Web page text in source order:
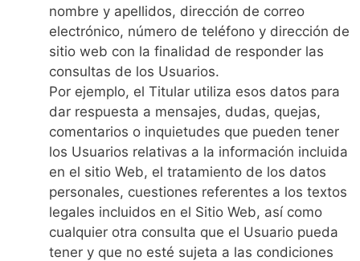
nombre y apellidos, dirección de correo
electrónico, número de teléfono y dirección de
sitio web con la finalidad de responder las
consultas de los Usuarios.
Por ejemplo, el Titular utiliza esos datos para
dar respuesta a mensajes, dudas, quejas,
comentarios o inquietudes que pueden tener
los Usuarios relativas a la información incluida
en el sitio Web, el tratamiento de los datos
personales, cuestiones referentes a los textos
legales incluidos en el Sitio Web, así como
cualquier otra consulta que el Usuario pueda
tener y que no esté sujeta a las condiciones